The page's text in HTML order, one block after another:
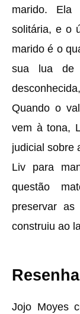
marido.
solitária, e o
marido é o
sua lua de
Quando o
vem à tona,
judicial sobre
Liv para
questão
preservar
construiu ao
Resenha
Jojo Moyes